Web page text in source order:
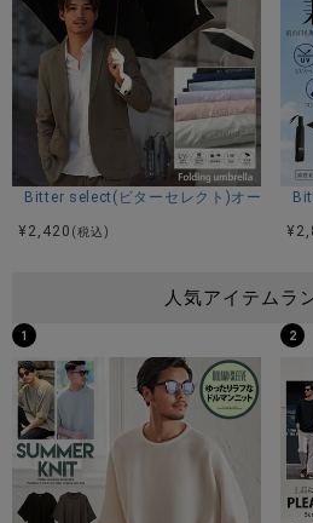
Bitter select(ビターセレクト)オールウ
¥ 2,420 (税込)
¥
人気アイテムラ
1 2